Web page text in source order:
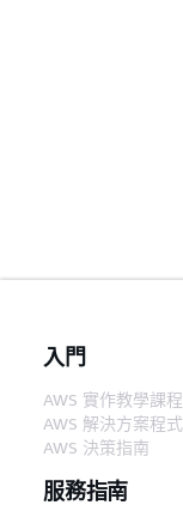
入門
AWS 實作教學課程
AWS 解決方案程
AWS 決策指南
服務指南